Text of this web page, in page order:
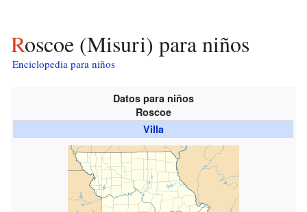
Roscoe (Misuri) para niños
Enciclopedia para niños
Datos para niños
Roscoe
Villa